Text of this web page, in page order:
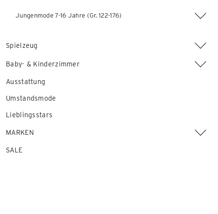
Jungenmode 7-16 Jahre (Gr. 122-176)
Spielzeug
Baby- & Kinderzimmer
Ausstattung
Umstandsmode
Lieblingsstars
MARKEN
SALE